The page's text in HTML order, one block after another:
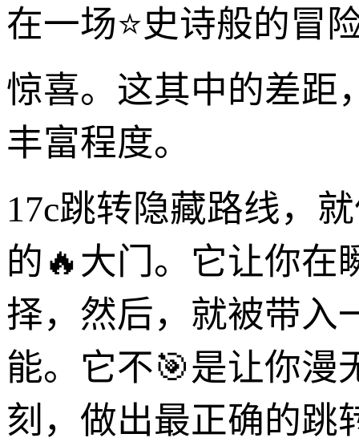
在一场⭐史诗般的冒
惊喜。这其中的差距
丰富程度。
17c跳转隐藏路线，
的🔥大门。它让你在
择，然后，就被带入
能。它不🎯是让你漫
刻，做出最正确的跳